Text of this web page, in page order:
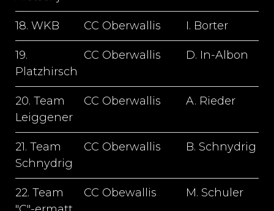
18. WKB CC Oberwallis I. Borter
19.
Platzhirsch
CC Oberwallis D. In-Albon
20. Team
Leiggener
CC Oberwallis A. Rieder
21. Team
Schnydrig
CC Oberwallis B. Schnydrig
22. Team
CC Obewallis M. Schuler